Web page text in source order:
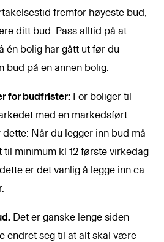
fremfor høyeste bud,
ditt bud. Pass alltid på at
én bolig har gått ut før du
bud på en annen bolig.
for budfrister: For boliger til
med en markedsført
Når du legger inn bud må
til minimum kl 12 første virkedag
er det vanlig å legge inn ca.
Det er ganske lenge siden
endret seg til at alt skal være